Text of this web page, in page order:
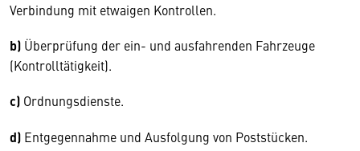
Verbindung mit etwaigen Kontrollen.
b) Überprüfung der ein- und ausfahrenden Fahrzeuge
(Kontrolltätigkeit).
c) Ordnungsdienste.
d) Entgegennahme und Ausfolgung von Poststücken.